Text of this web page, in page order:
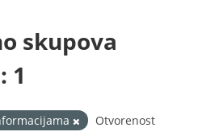
skupova
1
Otvorenost